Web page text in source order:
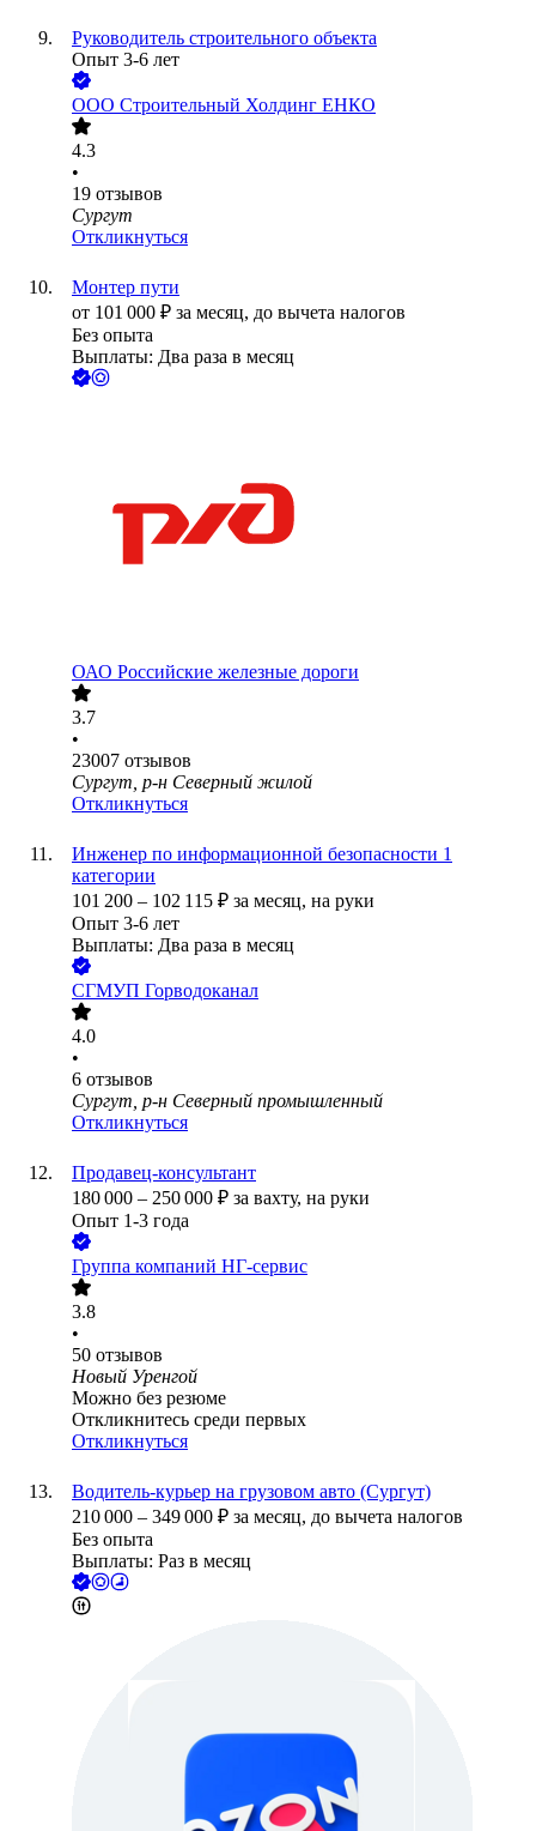
Руководитель строительного объекта
Опыт 3-6 лет
ООО Строительный Холдинг ЕНКО
4.3
•
19 отзывов
Сургут
Откликнуться
Монтер пути
от 101 000 ₽ за месяц, до вычета налогов
Без опыта
Выплаты: Два раза в месяц
ОАО Российские железные дороги
3.7
•
23007 отзывов
Сургут, р-н Северный жилой
Откликнуться
Инженер по информационной безопасности 1
категории
101 200 – 102 115 ₽ за месяц, на руки
Опыт 3-6 лет
Выплаты: Два раза в месяц
СГМУП Горводоканал
4.0
•
6 отзывов
Сургут, р-н Северный промышленный
Откликнуться
Продавец-консультант
180 000 – 250 000 ₽ за вахту, на руки
Опыт 1-3 года
Группа компаний НГ-сервис
3.8
•
50 отзывов
Новый Уренгой
Можно без резюме
Откликнитесь среди первых
Откликнуться
Водитель-курьер на грузовом авто (Сургут)
210 000 – 349 000 ₽ за месяц, до вычета налогов
Без опыта
Выплаты: Раз в месяц